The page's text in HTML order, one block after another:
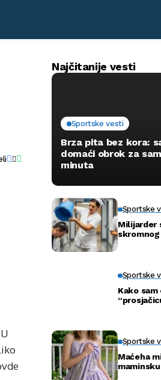
Najčitanije vesti
Sportske vesti
Brza pita bez kora:
domaći obrok za
minuta
Sportske
Milijarder
Sportske
Kako sam
Sportske
Maćeha